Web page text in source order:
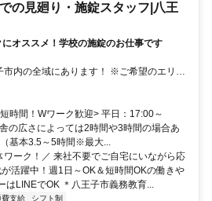
の見廻り・施錠スタッフ|八王
オススメ！学校の施錠のお仕事です
高
山駅 北野駅 京王八王子駅 南大沢駅 狭間
八王子駅 西八王子駅 大塚・帝京大学駅 片
京王片倉駅 めじろ台駅 山田駅 松が谷駅
務地は全て駐車場完備なので 車・バイ
時間！Wワーク歓迎> 平日：17:00～
の広さによっては2時間や3時間の場合あ
基本3.5～5時間※最大...
ワーク！／ 来社不要でご自宅にいながら応
活躍中！週1日～OK＆短時間OKの働きや
はLINEでOK ＊八王子市義務教育...
費支給 シフト制